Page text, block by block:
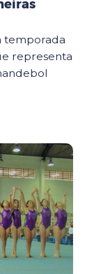
temporada
representa